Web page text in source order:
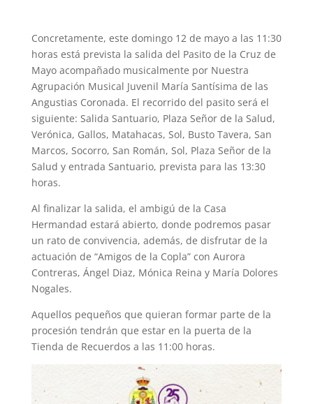
Concretamente, este domingo 12 de mayo a las 11:30
horas está prevista la salida del Pasito de la Cruz de
Mayo acompañado musicalmente por Nuestra
Agrupación Musical Juvenil María Santísima de las
Angustias Coronada. El recorrido del pasito será el
siguiente: Salida Santuario, Plaza Señor de la Salud,
Verónica, Gallos, Matahacas, Sol, Busto Tavera, San
Marcos, Socorro, San Román, Sol, Plaza Señor de la
Salud y entrada Santuario, prevista para las 13:30
horas.
Al finalizar la salida, el ambigú de la Casa
Hermandad estará abierto, donde podremos pasar
un rato de convivencia, además, de disfrutar de la
actuación de “Amigos de la Copla” con Aurora
Contreras, Ángel Diaz, Mónica Reina y María Dolores
Nogales.
Aquellos pequeños que quieran formar parte de la
procesión tendrán que estar en la puerta de la
Tienda de Recuerdos a las 11:00 horas.